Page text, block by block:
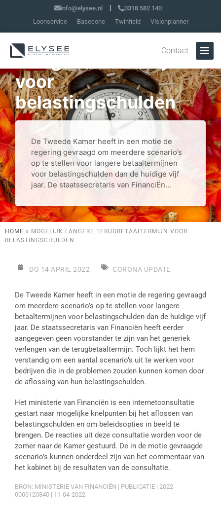
info@elysee.nl
0318 582 140
Loonservice
Basecone Twinfield Visionplanner
Contact
Mogelijk langere
terugbetaaltermijn
voor
belastingschulden
De Tweede Kamer heeft in een motie de
regering gevraagd om meerdere scenario’s
op te stellen voor langere betaaltermijnen
voor belastingschulden dan de huidige vijf
jaar. De staatssecretaris van FinanciËn...
HOME » MOGELIJK LANGERE TERUGBETAALTERMIJN VOOR
BELASTINGSCHULDEN
DO 14 APRIL 2022 CORONA UPDATE
De Tweede Kamer heeft in een motie de regering gevraagd
om meerdere scenario’s op te stellen voor langere
betaaltermijnen voor belastingschulden dan de huidige vijf
jaar. De staatssecretaris van Financiën heeft eerder
aangegeven geen voorstander te zijn van het generiek
verlengen van de terugbetaaltermijn. Toch lijkt het hem
verstandig om een aantal scenario’s uit te werken voor
bedrijven die in de problemen zouden kunnen komen door
de aflossing van hun belastingschulden.
Het ministerie van Financiën is een internetconsultatie
gestart naar mogelijke knelpunten bij het aflossen van
belastingschulden en om beleidsopties in beeld te
brengen. De reacties uit deze consultatie worden voor de
zomer naar de Kamer gestuurd. De in de motie gevraagde
scenario’s kunnen onderdeel zijn van het commentaar van
het kabinet bij de resultaten van de consultatie.
BRON: MINISTERIE VAN FINANCIËN | PUBLICATIE | 2022-
0000120840 | 11-04-2022